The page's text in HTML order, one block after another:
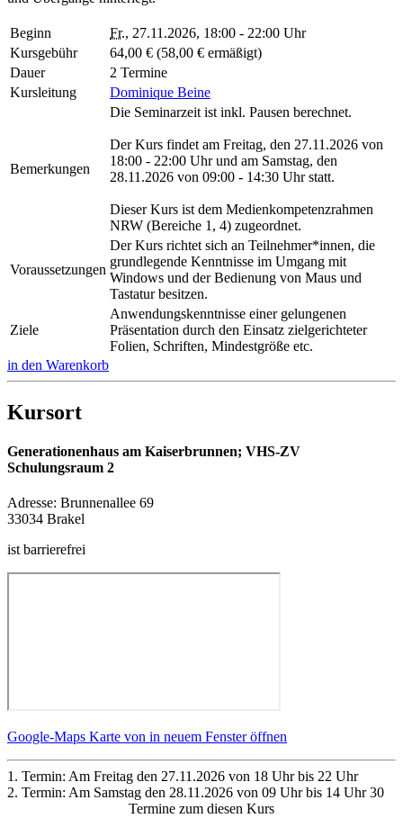
Beginn Fr., 27.11.2026, 18:00 - 22:00 Uhr
Kursgebühr
64,00 € (58,00 € ermäßigt)
Dauer
2 Termine
Kursleitung
Dominique Beine
Bemerkungen
Die Seminarzeit ist inkl. Pausen berechnet.
Der Kurs findet am Freitag, den 27.11.2026 von
18:00 - 22:00 Uhr und am Samstag, den
28.11.2026 von 09:00 - 14:30 Uhr statt.
Dieser Kurs ist dem Medienkompetenzrahmen
NRW (Bereiche 1, 4) zugeordnet.
Voraussetzungen
Der Kurs richtet sich an Teilnehmer*innen, die
grundlegende Kenntnisse im Umgang mit
Windows und der Bedienung von Maus und
Tastatur besitzen.
Ziele
Anwendungskenntnisse einer gelungenen
Präsentation durch den Einsatz zielgerichteter
Folien, Schriften, Mindestgröße etc.
in den Warenkorb
Kursort
Generationenhaus am Kaiserbrunnen; VHS-ZV
Schulungsraum 2
Adresse: Brunnenallee 69
33034 Brakel
ist barrierefrei
Google-Maps Karte von in neuem Fenster öffnen
1. Termin: Am Freitag den 27.11.2026 von 18 Uhr bis 22 Uhr
2. Termin: Am Samstag den 28.11.2026 von 09 Uhr bis 14 Uhr 30
Termine zum diesen Kurs